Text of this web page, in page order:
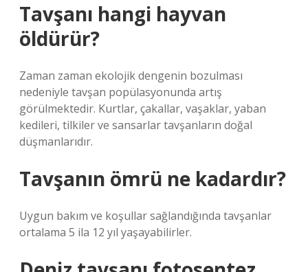
Tavşanı hangi hayvan
öldürür?
Zaman zaman ekolojik dengenin bozulması
nedeniyle tavşan popülasyonunda artış
görülmektedir. Kurtlar, çakallar, vaşaklar, yaban
kedileri, tilkiler ve sansarlar tavşanların doğal
düşmanlarıdır.
Tavşanın ömrü ne kadardır?
Uygun bakım ve koşullar sağlandığında tavşanlar
ortalama 5 ila 12 yıl yaşayabilirler.